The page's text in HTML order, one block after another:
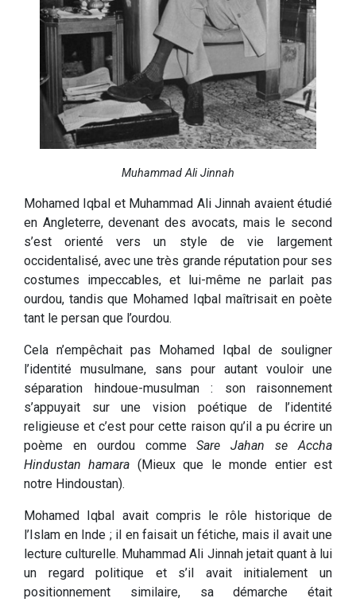
Muhammad Ali Jinnah
Mohamed Iqbal et Muhammad Ali Jinnah avaient étudié
en Angleterre, devenant des avocats, mais le second
s’est orienté vers un style de vie largement
occidentalisé, avec une très grande réputation pour ses
costumes impeccables, et lui-même ne parlait pas
ourdou, tandis que Mohamed Iqbal maîtrisait en poète
tant le persan que l’ourdou.
Cela n’empêchait pas Mohamed Iqbal de souligner
l’identité musulmane, sans pour autant vouloir une
séparation hindoue-musulman : son raisonnement
s’appuyait sur une vision poétique de l’identité
religieuse et c’est pour cette raison qu’il a pu écrire un
poème en ourdou commeSare Jahan se Accha
Hindustan hamara (Mieux que le monde entier est
notre Hindoustan).
Mohamed Iqbal avait compris le rôle historique de
l’Islam en Inde ; il en faisait un fétiche, mais il avait une
lecture culturelle. Muhammad Ali Jinnah jetait quant à lui
un regard politique et s’il avait initialement un
positionnement similaire, sa démarche était